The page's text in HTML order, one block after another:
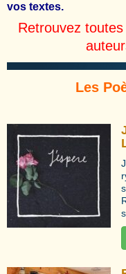
vos textes.
Retrouvez
Les